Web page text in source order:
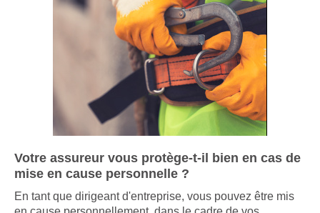
Votre assureur vous protège-t-il bien en cas de
mise en cause personnelle ?
En tant que dirigeant d'entreprise, vous pouvez être mis